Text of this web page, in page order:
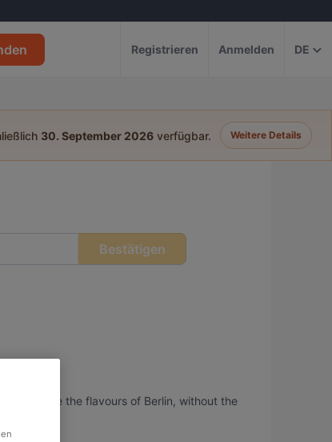
Registrieren Anmelden DE
30. September 2026 verfügbar. Weitere Details
Bestätigen
can taste the flavours of Berlin, without the